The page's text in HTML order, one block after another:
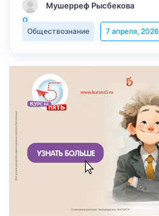
Мушерреф Рысбекова
Обществознание 7 апреля, 2026